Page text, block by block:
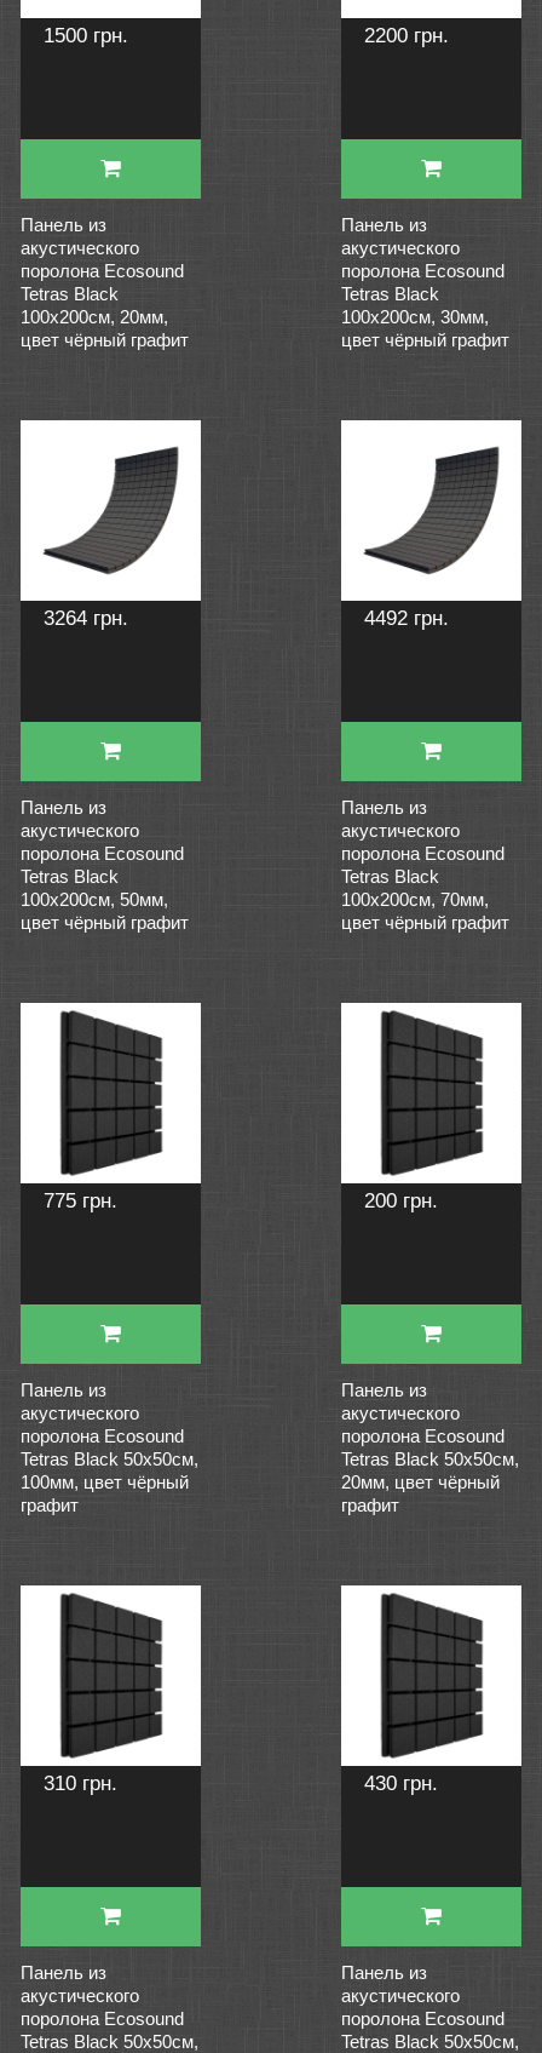
1500 грн.
Панель из
акустического
поролона Ecosound
Tetras Black
100x200см, 20мм,
цвет чёрный графит
2200 грн.
Панель из
акустического
поролона Ecosound
Tetras Black
100x200см, 30мм,
цвет чёрный графит
3264 грн.
Панель из
акустического
поролона Ecosound
Tetras Black
100x200см, 50мм,
цвет чёрный графит
4492 грн.
Панель из
акустического
поролона Ecosound
Tetras Black
100x200см, 70мм,
цвет чёрный графит
775 грн.
Панель из
акустического
поролона Ecosound
Tetras Black 50x50см,
100мм, цвет чёрный
графит
200 грн.
Панель из
акустического
поролона Ecosound
Tetras Black 50x50см,
20мм, цвет чёрный
графит
310 грн.
Панель из
акустического
поролона Ecosound
Tetras Black 50x50см,
430 грн.
Панель из
акустического
поролона Ecosound
Tetras Black 50x50см,